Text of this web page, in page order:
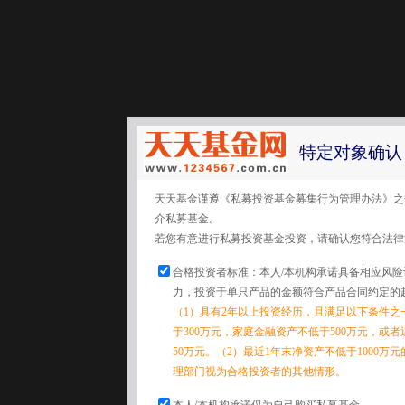
特定对象确认
天天基金谨遵《私募投资基金募集行为管理办法》
介私募基金。
若您有意进行私募投资基金投资，请确认您符合法
合格投资者标准：本人/本机构承诺具备相应风
力，投资于单只产品的金额符合产品合同约定的
（1）具有2年以上投资经历，且满足以下条件
于300万元，家庭金融资产不低于500万元，或
50万元。（2）最近1年末净资产不低于1000万
理部门视为合格投资者的其他情形。